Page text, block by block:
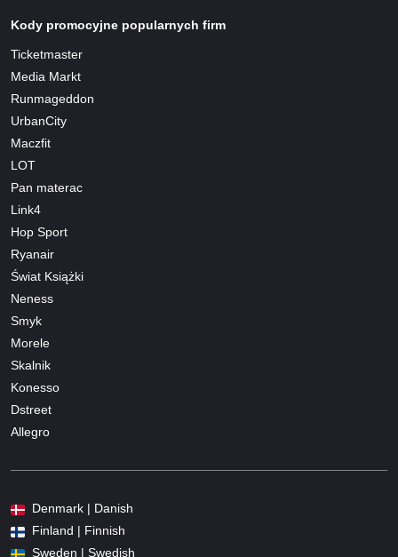
Kody promocyjne popularnych firm
Ticketmaster
Media Markt
Runmageddon
UrbanCity
Maczfit
LOT
Pan materac
Link4
Hop Sport
Ryanair
Świat Książki
Neness
Smyk
Morele
Skalnik
Konesso
Dstreet
Allegro
Denmark | Danish
Finland | Finnish
Sweden | Swedish